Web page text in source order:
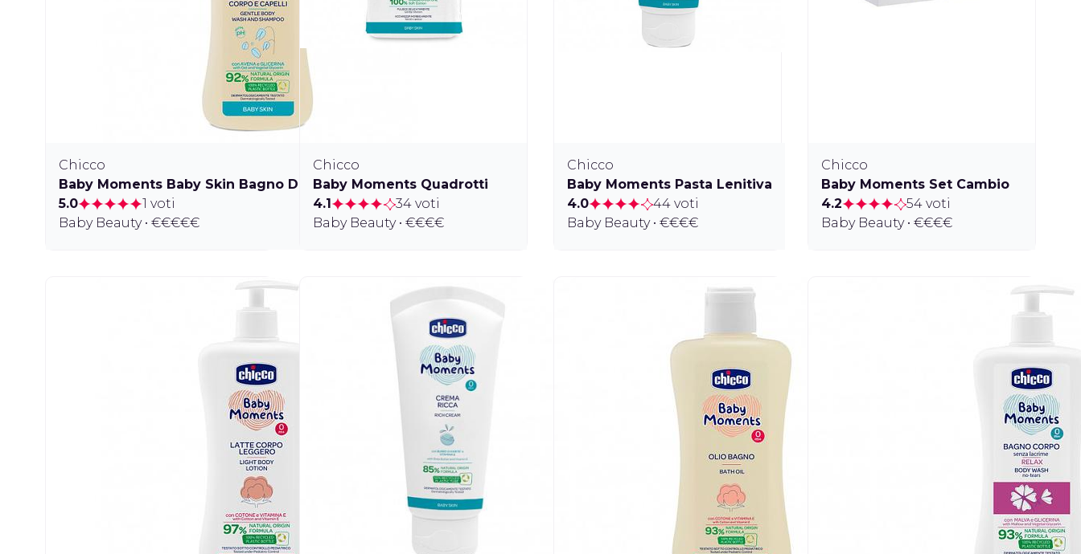
Chicco
Baby Moments Baby Skin Bagno Delicato Corpo e Capelli
5.0
1 voti
Baby Beauty • €€€€€
Chicco
Baby Moments Quadrotti
4.1
34 voti
Baby Beauty • €€€€
Chicco
Baby Moments Pasta Lenitiva
4.0
44 voti
Baby Beauty • €€€€
Chicco
Baby Moments Set Cambio
4.2
54 voti
Baby Beauty • €€€€